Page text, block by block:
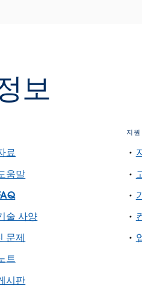
보
료
움말
술 사양
문제
트
시판
지원